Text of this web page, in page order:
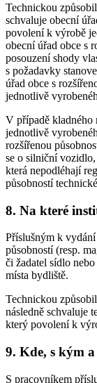
Technickou
schvaluje obecní
povolení k výrobě
obecní úřad obce s
posouzení shody
s požadavky
úřad obce s
jednotlivě
V případě kladného
jednotlivě
rozšířenou
se o silniční
která nepodléhají
působností
8. Na které
Příslušným k
působností (resp.
či žadatel sídlo
místa bydliště.
Technickou
následně schvaluje
který povolení k
9. Kde, s kým
S pracovníkem